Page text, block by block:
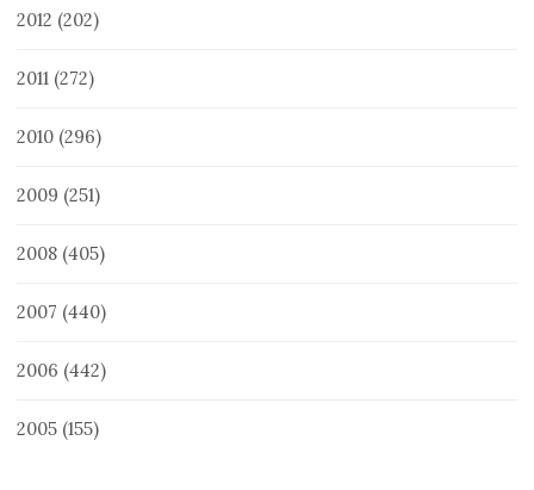
2012 (202)
2011 (272)
2010 (296)
2009 (251)
2008 (405)
2007 (440)
2006 (442)
2005 (155)